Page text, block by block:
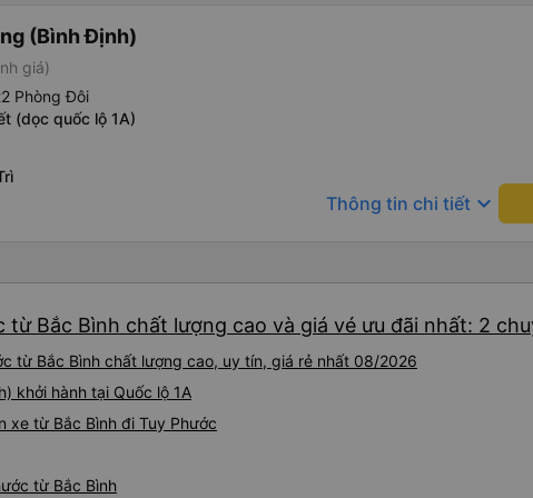
(Bình Định)
giá)
Phòng Đôi
(dọc quốc lộ 1A)
Thông tin chi tiết keyboard_arrow_down
từ Bắc Bình chất lượng cao và giá vé ưu đãi nhất: 2
từ Bắc Bình chất lượng cao, uy tín, giá rẻ nhất 08/2026
khởi hành tại Quốc lộ 1A
xe từ Bắc Bình đi Tuy Phước
từ Bắc Bình